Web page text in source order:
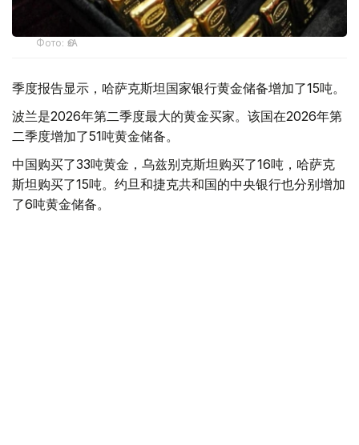
Фото: ӨзА
季度报告显示，哈萨克斯坦国家银行黄金储备增加了15吨。
波兰是2026年第二季度最大的黄金买家。该国在2026年第
二季度增加了51吨黄金储备。
中国购买了33吨黄金，乌兹别克斯坦购买了16吨，哈萨克
斯坦购买了15吨。约旦和捷克共和国的中央银行也分别增加
了6吨黄金储备。